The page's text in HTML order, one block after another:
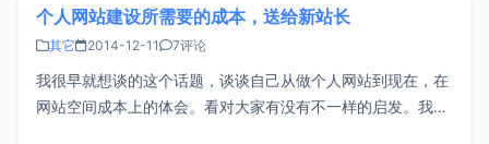
个人网站建设所需要的成本，送给新站长
其它 2014-12-11 7评论
我很早就想谈的这个话题，谈谈自己从做个人网站到现在，在
网站空间成本上的体会。看对大家有没有不一样的启发。我从